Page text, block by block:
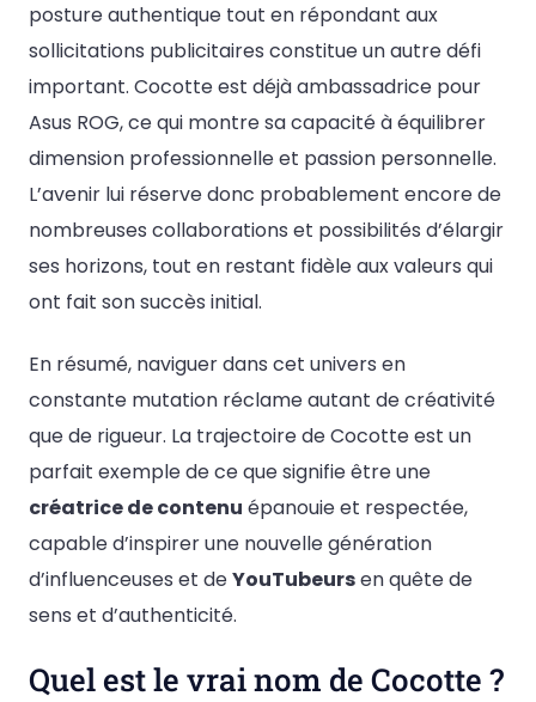
posture authentique tout en répondant aux
sollicitations publicitaires constitue un autre défi
important. Cocotte est déjà ambassadrice pour
Asus ROG, ce qui montre sa capacité à équilibrer
dimension professionnelle et passion personnelle.
L’avenir lui réserve donc probablement encore de
nombreuses collaborations et possibilités d’élargir
ses horizons, tout en restant fidèle aux valeurs qui
ont fait son succès initial.
En résumé, naviguer dans cet univers en
constante mutation réclame autant de créativité
que de rigueur. La trajectoire de Cocotte est un
parfait exemple de ce que signifie être une
créatrice de contenu épanouie et respectée,
capable d’inspirer une nouvelle génération
d’influenceuses et deYouTubeursen quête de
sens et d’authenticité.
Quel est le vrai nom de Cocotte ?